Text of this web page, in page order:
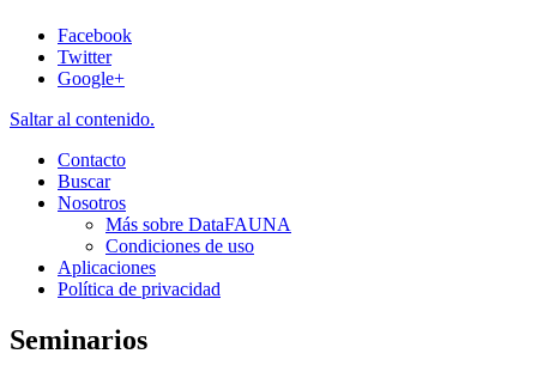
Facebook
Twitter
Google+
Saltar al contenido.
Contacto
Buscar
Nosotros
Más sobre DataFAUNA
Condiciones de uso
Aplicaciones
Política de privacidad
Seminarios